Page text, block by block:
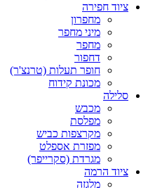
ציוד חפירה
מחפרון
מיני מחפר
מחפר
דחפור
חופר תעלות (טרנצ'ר)
מכונת קידוח
סלילה
מכבש
מפלסת
מקרצפות כביש
מפזרת אספלט
מגרדת (סקרייפר)
ציוד הרמה
מלגזה